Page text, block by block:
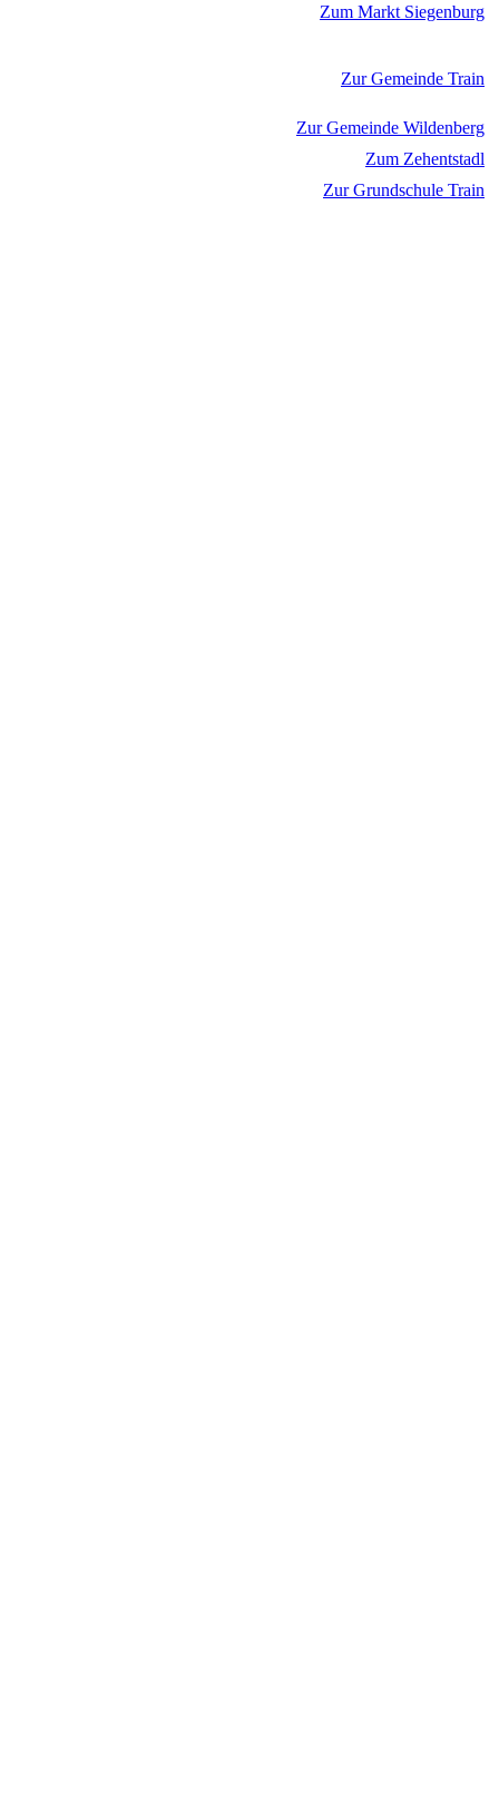
Zum Markt Siegenburg
Zur Gemeinde Train
Zur Gemeinde Wildenberg
Zum Zehentstadl
Zur Grundschule Train